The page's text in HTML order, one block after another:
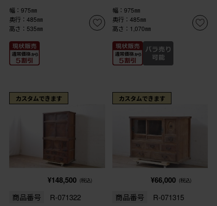
幅：975㎜
奥行：485㎜
高さ：535㎜
幅：975㎜
奥行：485㎜
高さ：1,070㎜
カスタムできます
¥148,500 (税込)
商品番号 R-071322
カスタムできます
¥66,000 (税込)
商品番号 R-071315